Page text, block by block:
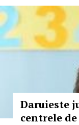
Daruieste
centrele